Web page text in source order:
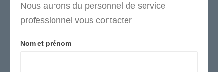
Nous aurons du personnel de service
professionnel vous contacter
Nom et prénom